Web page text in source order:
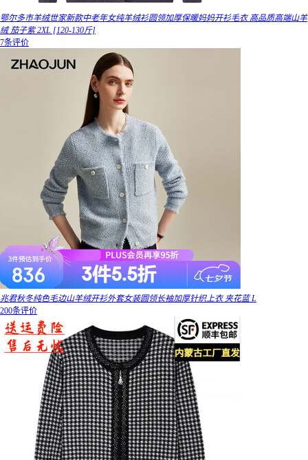
鄂尔多市羊绒世家新款中老年女纯羊绒衫圆领加厚保暖妈妈开衫毛衣 高品质高端山羊
绒 茄子紫 2XL [120-130斤]
7条评价
兆君秋冬纯色毛边山羊绒开衫外套女装圆领长袖加厚针织上衣 夹花蓝 L
200条评价